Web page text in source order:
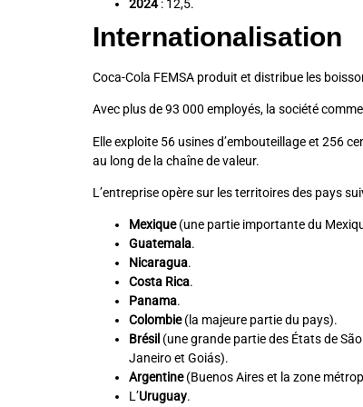
2024: 12,5.
Internationalisation
Coca-Cola FEMSA produit et distribue les
Avec plus de 93 000 employés, la société
Elle exploite 56 usines d’embouteillage et 256
au long de la chaîne de valeur.
L’entreprise opère sur les territoires des pays
Mexique(une partie importante du
Guatemala.
Nicaragua.
Costa Rica.
Panama.
Colombie(la majeure partie du pays).
Brésil (une grande partie des États de
Janeiro et Goiás).
Argentine(Buenos Aires et la zone
L’Uruguay.